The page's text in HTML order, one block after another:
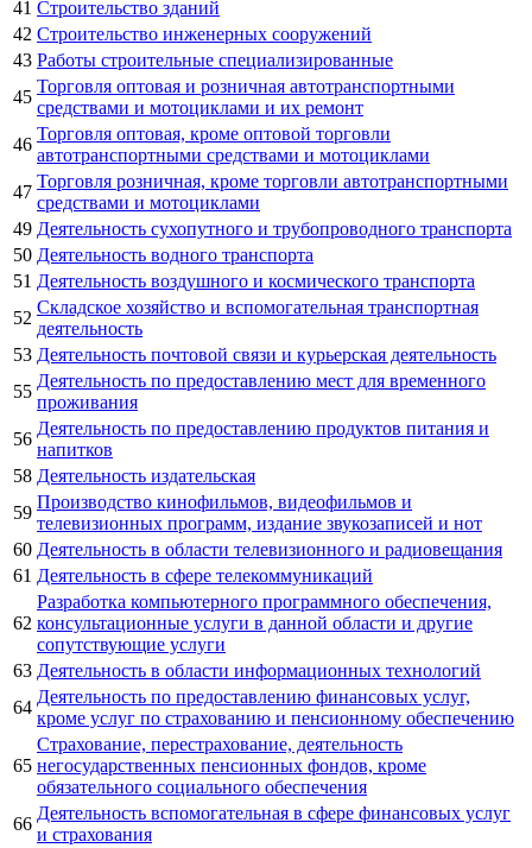
41 Строительство зданий
42 Строительство инженерных сооружений
43 Работы строительные специализированные
45
Торговля оптовая и розничная автотранспортными
средствами и мотоциклами и их ремонт
46
Торговля оптовая, кроме оптовой торговли
автотранспортными средствами и мотоциклами
47
Торговля розничная, кроме торговли автотранспортными
средствами и мотоциклами
49 Деятельность сухопутного и трубопроводного транспорта
50 Деятельность водного транспорта
51 Деятельность воздушного и космического транспорта
52
Складское хозяйство и вспомогательная транспортная
деятельность
53 Деятельность почтовой связи и курьерская деятельность
55
Деятельность по предоставлению мест для временного
проживания
56
Деятельность по предоставлению продуктов питания и
напитков
58 Деятельность издательская
59
Производство кинофильмов, видеофильмов и
телевизионных программ, издание звукозаписей и нот
60 Деятельность в области телевизионного и радиовещания
61 Деятельность в сфере телекоммуникаций
62
Разработка компьютерного программного обеспечения,
консультационные услуги в данной области и другие
сопутствующие услуги
63 Деятельность в области информационных технологий
64
Деятельность по предоставлению финансовых услуг,
кроме услуг по страхованию и пенсионному обеспечению
65
Страхование, перестрахование, деятельность
негосударственных пенсионных фондов, кроме
обязательного социального обеспечения
66
Деятельность вспомогательная в сфере финансовых услуг
и страхования